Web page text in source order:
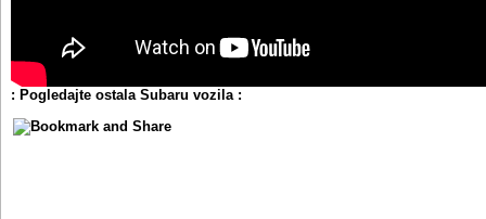
: Pogledajte ostala Subaru vozila :